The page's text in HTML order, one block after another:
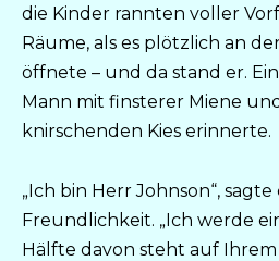
die Kinder rannten voller
Räume, als es plötzlich an
öffnete – und da stand er.
Mann mit finsterer Miene
knirschenden Kies erinnerte.
„Ich bin Herr Johnson“,
Freundlichkeit. „Ich werde
Hälfte davon steht auf